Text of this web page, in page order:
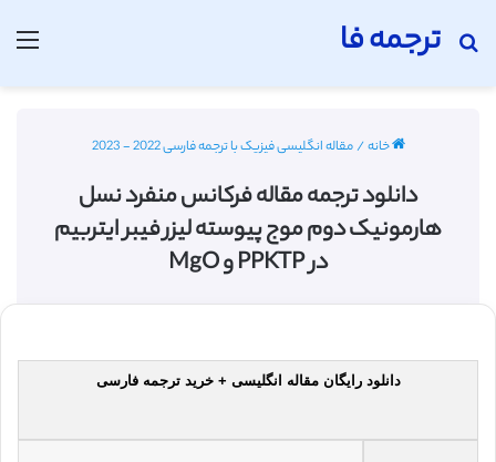
ترجمه فا
جستجو برای
خانه/مقاله انگلیسی فیزیک با ترجمه فارسی 2022 - 2023
دانلود ترجمه مقاله فرکانس منفرد نسل
هارمونیک دوم موج پیوسته‌ لیزر فیبر ایتربیم
در PPKTP و MgO
دانلود رایگان مقاله انگلیسی + خرید ترجمه فارسی